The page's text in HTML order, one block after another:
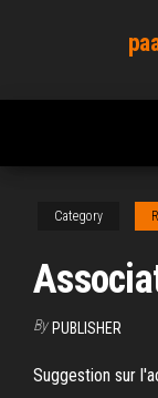
content
Category
By PUBLISHER
Suggestion sur